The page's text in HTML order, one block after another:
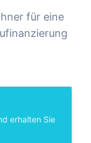
für eine
erhalten Sie